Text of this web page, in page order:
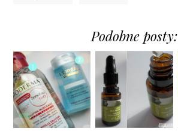
Podobne posty: